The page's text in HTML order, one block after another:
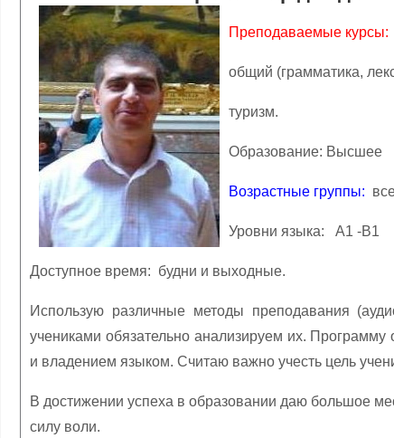
Преподаваемые курсы:
общий (грамматика,
туризм.
Образование: Высшее
Возрастные группы:
Уровни языка: А1 -B1
Доступное время: будни и выходные.
Использую различные методы преподавания
учениками обязательно анализируем их.
и владением языком. Считаю важно учесть цель
В достижении успеха в образовании даю большое
силу воли.